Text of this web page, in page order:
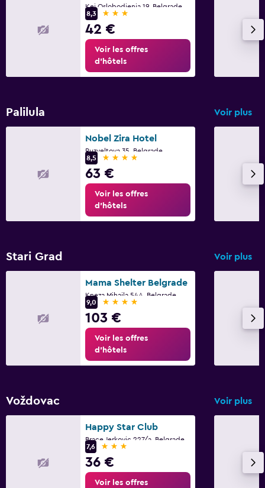
Kej Oslobodjenja 19, Belgrade
8,3
3 étoiles
42 €
Voir les offres
d’hôtels
Palilula Voir plus
Nobel Zira Hotel
Ruzveltova 35, Belgrade
8,5
4 étoiles
63 €
Voir les offres
d’hôtels
Stari Grad Voir plus
Mama Shelter Belgrade
Kneza Mihaila 54A, Belgrade
9,0
4 étoiles
103 €
Voir les offres
d’hôtels
Voždovac Voir plus
Happy Star Club
Brace Jerkovic 227/a, Belgrade
7,6
3 étoiles
36 €
Voir les offres